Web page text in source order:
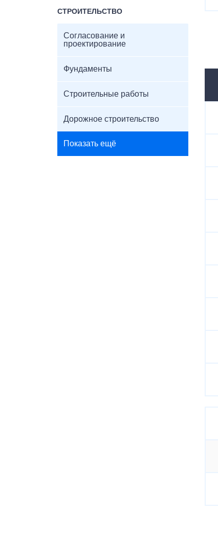
СТРОИТЕЛЬСТВО
Согласование и
проектирование
Фундаменты
Строительные работы
Дорожное строительство
Показать ещё